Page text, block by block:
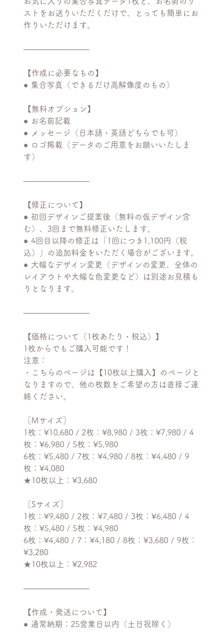
ストをお送りいただくだけで、とっても簡単にお
作りいただけます。
────────────
【作成に必要なもの】
● 集合写真（できるだけ高解像度のもの）
【無料オプション】
● お名前記載
● メッセージ（日本語・英語どちらでも可）
● ロゴ掲載（データのご用意をお願いいたしま
す）
────────────
【修正について】
● 初回デザインご提案後（無料の仮デザイン含
む）、3回まで無料修正いたします。
● 4回目以降の修正は「1回につき1,100円（税
込）」の追加料金をいただく場合がございます。
● 大幅なデザイン変更（デザインの変更、全体の
レイアウトや大幅な色変更など）は別途お見積も
りとなります。
────────────
【価格について（1枚あたり・税込）】
1枚からでもご購入可能です！
注意：
・こちらのページは【10枚以上購入】のページと
なりますので、他の枚数をご希望の方は直接ご連
絡ください。
［Mサイズ］
1枚：¥10,680 / 2枚：¥8,980 / 3枚：¥7,980 / 4
枚：¥6,980 / 5枚：¥5,980
6枚：¥5,480 / 7枚：¥4,980 / 8枚：¥4,480 / 9
枚：¥4,080
★10枚以上：¥3,680
［Sサイズ］
1枚：¥9,480 / 2枚：¥7,480 / 3枚：¥6,480 / 4
枚：¥5,480 / 5枚：¥4,980
6枚：¥4,480 / 7：¥4,180 / 8枚：¥3,680 / 9枚：
¥3,280
★10枚以上：¥2,982
────────────
【作成・発送について】
● 通常納期：25営業日以内（土日祝除く）